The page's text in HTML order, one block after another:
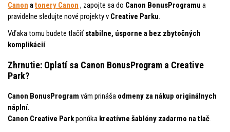
Canon atonery Canon , zapojte sa do Canon BonusProgramu a
pravidelne sledujte nové projekty v Creative Parku.
Vďaka tomu budete tlačiť stabilne, úsporne a bez zbytočných
komplikácií.
Zhrnutie: Oplatí sa Canon BonusProgram a Creative
Park?
Canon BonusProgram vám prináša odmeny za nákup originálnych
náplní.
Canon Creative Parkponúka kreatívne šablóny zadarmo na tlač.